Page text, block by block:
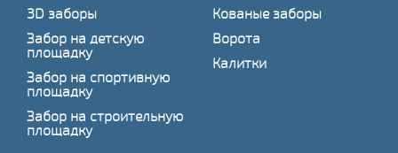
3D заборы
Забор на детскую
площадку
Забор на спортивную
площадку
Забор на строительную
площадку
Кованые заборы
Ворота
Калитки